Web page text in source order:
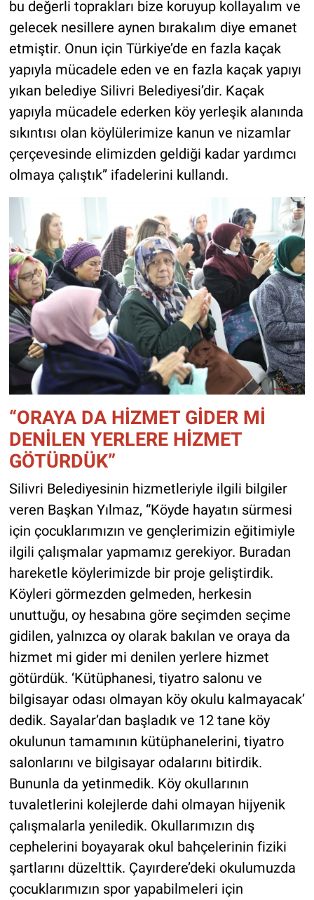
bu değerli toprakları bize koruyup kollayalım ve
gelecek nesillere aynen bırakalım diye emanet
etmiştir. Onun için Türkiye’de en fazla kaçak
yapıyla mücadele eden ve en fazla kaçak yapıyı
yıkan belediye Silivri Belediyesi’dir. Kaçak
yapıyla mücadele ederken köy yerleşik alanında
sıkıntısı olan köylülerimize kanun ve nizamlar
çerçevesinde elimizden geldiği kadar yardımcı
olmaya çalıştık” ifadelerini kullandı.
“ORAYA DA HİZMET GİDER Mİ
DENİLEN YERLERE HİZMET
GÖTÜRDÜK”
Silivri Belediyesinin hizmetleriyle ilgili bilgiler
veren Başkan Yılmaz, “Köyde hayatın sürmesi
için çocuklarımızın ve gençlerimizin eğitimiyle
ilgili çalışmalar yapmamız gerekiyor. Buradan
hareketle köylerimizde bir proje geliştirdik.
Köyleri görmezden gelmeden, herkesin
unuttuğu, oy hesabına göre seçimden seçime
gidilen, yalnızca oy olarak bakılan ve oraya da
hizmet mi gider mi denilen yerlere hizmet
götürdük. ‘Kütüphanesi, tiyatro salonu ve
bilgisayar odası olmayan köy okulu kalmayacak’
dedik. Sayalar’dan başladık ve 12 tane köy
okulunun tamamının kütüphanelerini, tiyatro
salonlarını ve bilgisayar odalarını bitirdik.
Bununla da yetinmedik. Köy okullarının
tuvaletlerini kolejlerde dahi olmayan hijyenik
çalışmalarla yeniledik. Okullarımızın dış
cephelerini boyayarak okul bahçelerinin fiziki
şartlarını düzelttik. Çayırdere’deki okulumuzda
çocuklarımızın spor yapabilmeleri için